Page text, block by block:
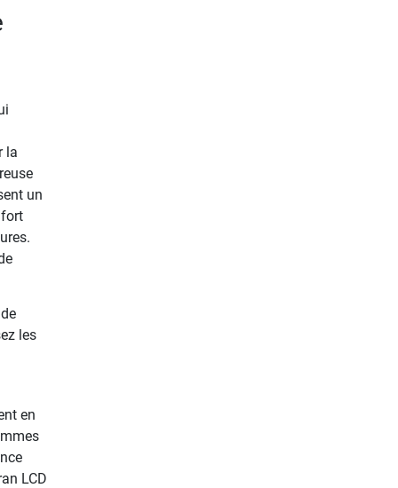
la
un
les
en
LCD